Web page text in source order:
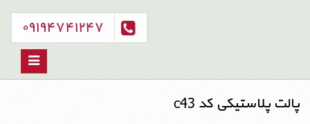
۰۹۱۹۴۷۴۱۲۴۷
Toggle
پالت پلاستیکی کد c43